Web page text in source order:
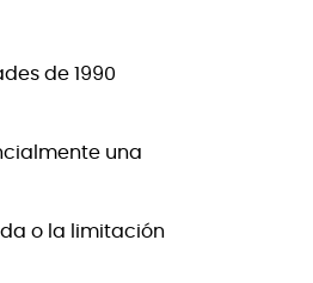
de 1990
una
o la limitación